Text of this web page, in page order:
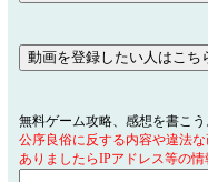
無料ゲーム攻略、感想を書こ
公序良俗に反する内容や違法
ありましたらIPアドレス等の